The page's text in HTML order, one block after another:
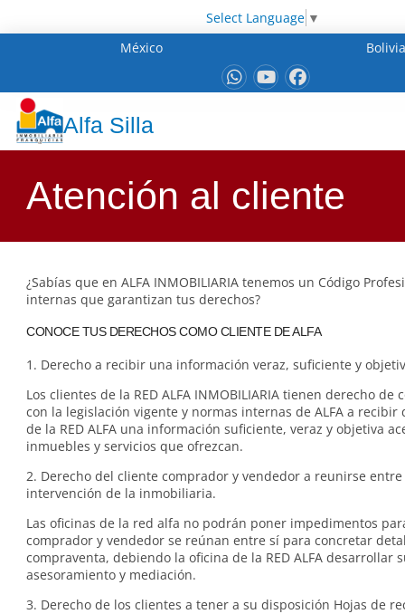
Select Language ▼
México
Bolivia
Alfa Silla
Atención al cliente
¿Sabías que en ALFA INMOBILIARIA tenemos un Código
internas que garantizan tus derechos?
CONOCE TUS DERECHOS COMO CLIENTE DE ALFA
1. Derecho a recibir una información veraz, suficiente y
Los clientes de la RED ALFA INMOBILIARIA tienen derecho de
con la legislación vigente y normas internas de ALFA a recibir
de la RED ALFA una información suficiente, veraz y objetiva
inmuebles y servicios que ofrezcan.
2. Derecho del cliente comprador y vendedor a reunirse
intervención de la inmobiliaria.
Las oficinas de la red alfa no podrán poner impedimentos
comprador y vendedor se reúnan entre sí para concretar
compraventa, debiendo la oficina de la RED ALFA desarrollar
asesoramiento y mediación.
3. Derecho de los clientes a tener a su disposición Hojas de